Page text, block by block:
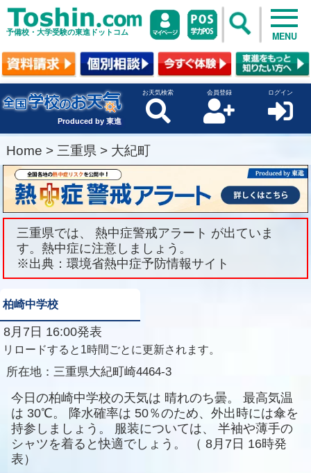
予備校・大学受験の東進ドットコム MENU
Produced by 東進
お天気検索 会員登録 ログイン
Home > 三重県 > 大紀町
三重県では、 熱中症警戒アラート が出ていま
す。熱中症に注意しましょう。
※出典：環境省熱中症予防情報サイト
柏崎中学校
8月7日 16:00発表
リロードすると1時間ごとに更新されます。
所在地： 三重県大紀町崎4464-3
今日の柏崎中学校の天気は 晴れのち曇。
最高気温
は 30℃。 降水確率は 50％のため、外出時には傘を
持参しましょう。
服装については、
半袖や薄手の
シャツを着ると快適でしょう。
（ 8月7日 16時発
表）